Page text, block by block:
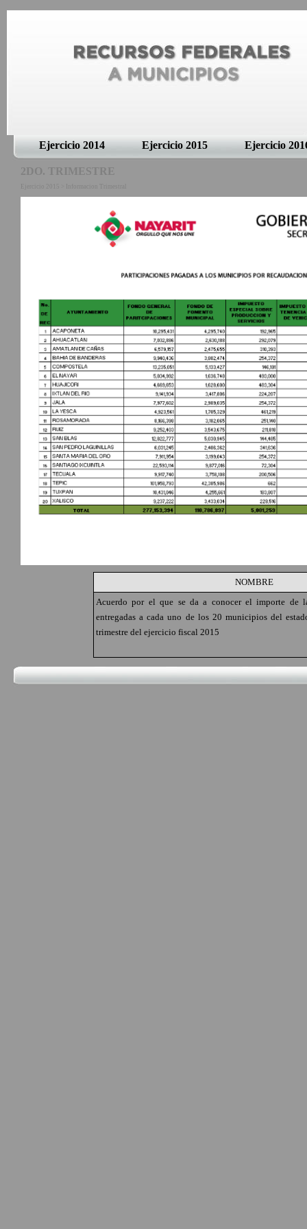
Ejercicio 2014 Ejercicio 2015 Ejercicio
2DO. TRIMESTRE
NOMBRE
Acuerdo por el que se da a conocer el importe de
entregadas a cada uno de los 20 municipios del
trimestre del ejercicio fiscal 2015